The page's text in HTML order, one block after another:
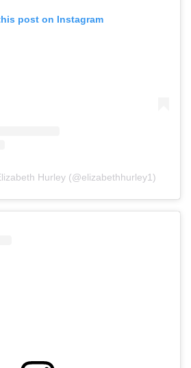
post on Instagram
Hurley (@elizabethhurley1)